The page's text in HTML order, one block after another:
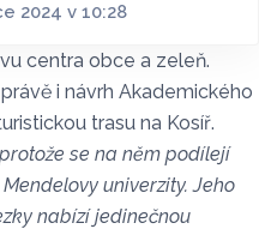
2024 v 10:28
centra obce a zeleň.
i návrh Akademického
trasu na Kosíř.
se na něm podílejí
univerzity. Jeho
nabízí jedinečnou